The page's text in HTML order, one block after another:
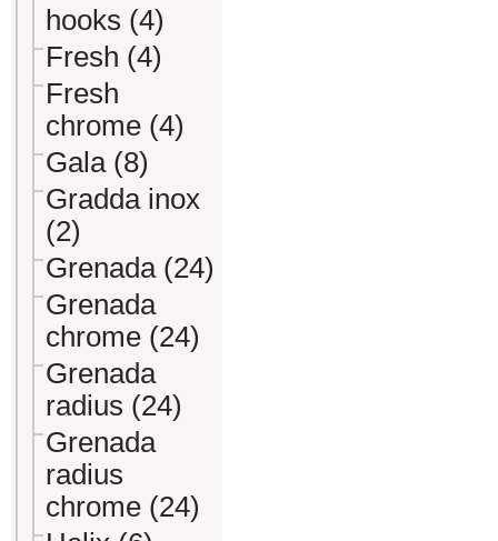
hooks (4)
Fresh (4)
Fresh
chrome (4)
Gala (8)
Gradda inox
(2)
Grenada (24)
Grenada
chrome (24)
Grenada
radius (24)
Grenada
radius
chrome (24)